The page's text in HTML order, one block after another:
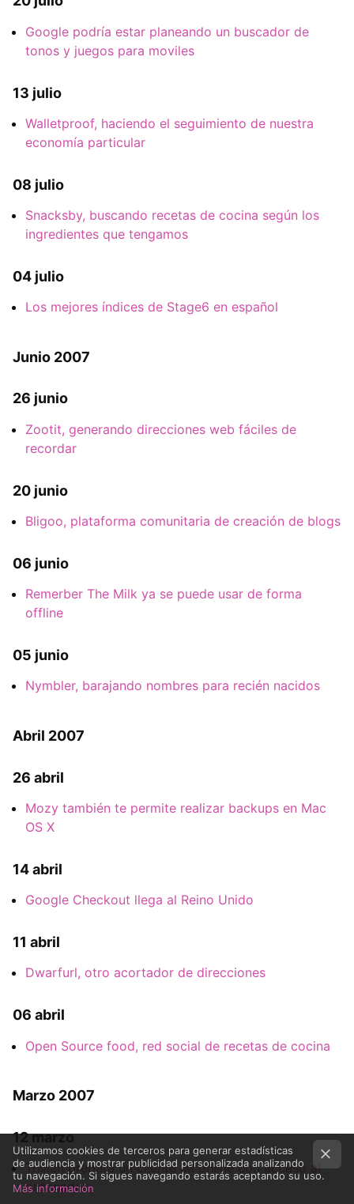
Google podría estar planeando un buscador de
tonos y juegos para moviles
13 julio
Walletproof, haciendo el seguimiento de nuestra
economía particular
08 julio
Snacksby, buscando recetas de cocina según los
ingredientes que tengamos
04 julio
Los mejores índices de Stage6 en español
Junio 2007
26 junio
Zootit, generando direcciones web fáciles de
recordar
20 junio
Bligoo, plataforma comunitaria de creación de blogs
06 junio
Remerber The Milk ya se puede usar de forma
offline
05 junio
Nymbler, barajando nombres para recién nacidos
Abril 2007
26 abril
Mozy también te permite realizar backups en Mac
OS X
14 abril
Google Checkout llega al Reino Unido
11 abril
Dwarfurl, otro acortador de direcciones
06 abril
Open Source food, red social de recetas de cocina
Marzo 2007
12 marzo
Trillian prepara un cliente IM online con acceso al
ordenador
Utilizamos cookies de terceros para generar estadísticas
de audiencia y mostrar publicidad personalizada analizando
tu navegación. Si sigues navegando estarás aceptando su uso.
Más información